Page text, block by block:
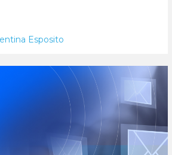
Esposito